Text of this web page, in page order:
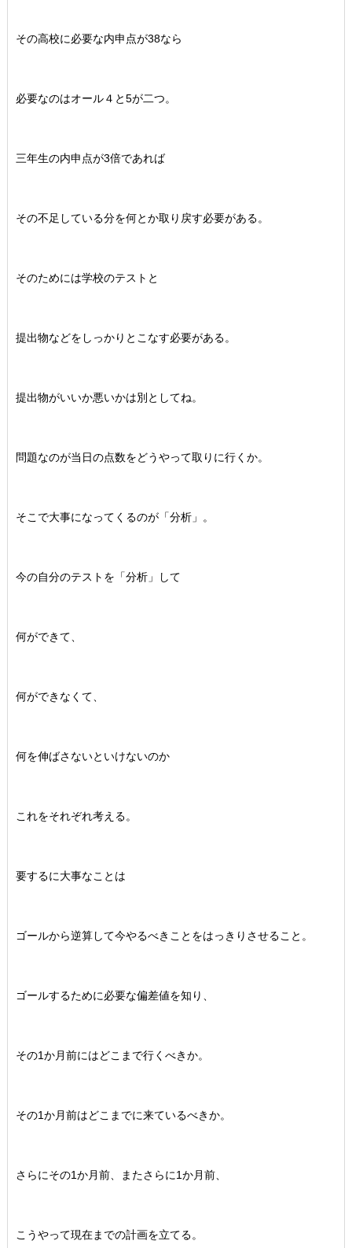
その高校に必要な内申点が38なら
必要なのはオール４と5が二つ。
三年生の内申点が3倍であれば
その不足している分を何とか取り戻す必要がある。
そのためには学校のテストと
提出物などをしっかりとこなす必要がある。
提出物がいいか悪いかは別としてね。
問題なのが当日の点数をどうやって取りに行くか。
そこで大事になってくるのが「分析」。
今の自分のテストを「分析」して
何ができて、
何ができなくて、
何を伸ばさないといけないのか
これをそれぞれ考える。
要するに大事なことは
ゴールから逆算して今やるべきことをはっきりさせること。
ゴールするために必要な偏差値を知り、
その1か月前にはどこまで行くべきか。
その1か月前はどこまでに来ているべきか。
さらにその1か月前、またさらに1か月前、
こうやって現在までの計画を立てる。